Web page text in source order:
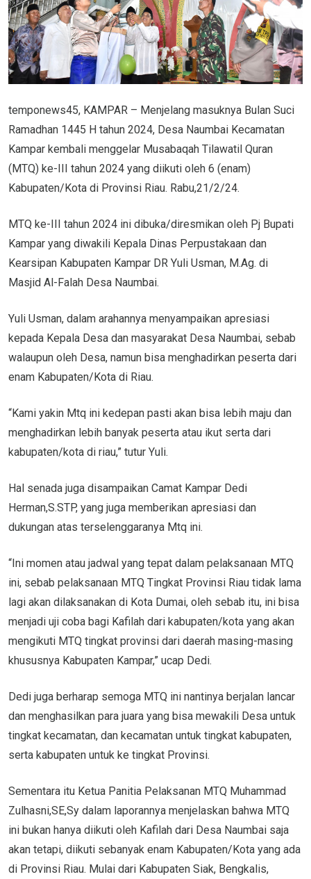
temponews45, KAMPAR – Menjelang masuknya Bulan Suci
Ramadhan 1445 H tahun 2024, Desa Naumbai Kecamatan
Kampar kembali menggelar Musabaqah Tilawatil Quran
(MTQ) ke-III tahun 2024 yang diikuti oleh 6 (enam)
Kabupaten/Kota di Provinsi Riau. Rabu,21/2/24.
MTQ ke-III tahun 2024 ini dibuka/diresmikan oleh Pj Bupati
Kampar yang diwakili Kepala Dinas Perpustakaan dan
Kearsipan Kabupaten Kampar DR Yuli Usman, M.Ag. di
Masjid Al-Falah Desa Naumbai.
Yuli Usman, dalam arahannya menyampaikan apresiasi
kepada Kepala Desa dan masyarakat Desa Naumbai, sebab
walaupun oleh Desa, namun bisa menghadirkan peserta dari
enam Kabupaten/Kota di Riau.
“Kami yakin Mtq ini kedepan pasti akan bisa lebih maju dan
menghadirkan lebih banyak peserta atau ikut serta dari
kabupaten/kota di riau,” tutur Yuli.
Hal senada juga disampaikan Camat Kampar Dedi
Herman,S.STP, yang juga memberikan apresiasi dan
dukungan atas terselenggaranya Mtq ini.
“Ini momen atau jadwal yang tepat dalam pelaksanaan MTQ
ini, sebab pelaksanaan MTQ Tingkat Provinsi Riau tidak lama
lagi akan dilaksanakan di Kota Dumai, oleh sebab itu, ini bisa
menjadi uji coba bagi Kafilah dari kabupaten/kota yang akan
mengikuti MTQ tingkat provinsi dari daerah masing-masing
khususnya Kabupaten Kampar,” ucap Dedi.
Dedi juga berharap semoga MTQ ini nantinya berjalan lancar
dan menghasilkan para juara yang bisa mewakili Desa untuk
tingkat kecamatan, dan kecamatan untuk tingkat kabupaten,
serta kabupaten untuk ke tingkat Provinsi.
Sementara itu Ketua Panitia Pelaksanan MTQ Muhammad
Zulhasni,SE,Sy dalam laporannya menjelaskan bahwa MTQ
ini bukan hanya diikuti oleh Kafilah dari Desa Naumbai saja
akan tetapi, diikuti sebanyak enam Kabupaten/Kota yang ada
di Provinsi Riau. Mulai dari Kabupaten Siak, Bengkalis,